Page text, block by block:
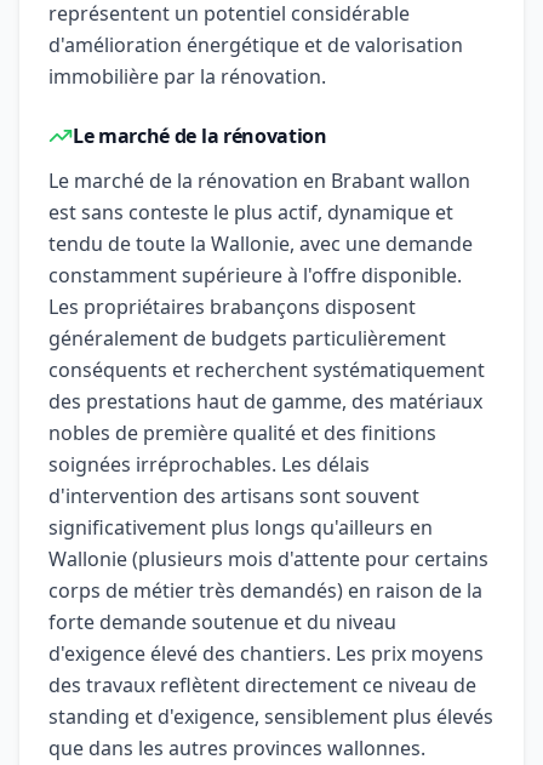
représentent un potentiel considérable
d'amélioration énergétique et de valorisation
immobilière par la rénovation.
Le marché de la rénovation
Le marché de la rénovation en Brabant wallon
est sans conteste le plus actif, dynamique et
tendu de toute la Wallonie, avec une demande
constamment supérieure à l'offre disponible.
Les propriétaires brabançons disposent
généralement de budgets particulièrement
conséquents et recherchent systématiquement
des prestations haut de gamme, des matériaux
nobles de première qualité et des finitions
soignées irréprochables. Les délais
d'intervention des artisans sont souvent
significativement plus longs qu'ailleurs en
Wallonie (plusieurs mois d'attente pour certains
corps de métier très demandés) en raison de la
forte demande soutenue et du niveau
d'exigence élevé des chantiers. Les prix moyens
des travaux reflètent directement ce niveau de
standing et d'exigence, sensiblement plus élevés
que dans les autres provinces wallonnes.